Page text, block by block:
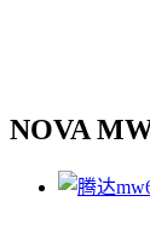
NOVA